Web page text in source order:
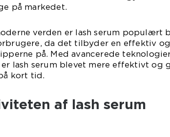
på markedet.
verden er lash serum populært
da det tilbyder en effektiv
på. Med avancerede
lash serum blevet mere effektivt og
kort tid.
af lash serum